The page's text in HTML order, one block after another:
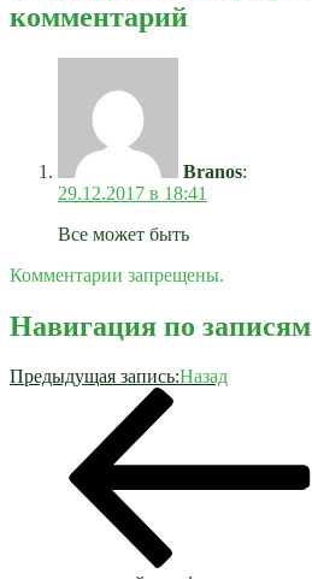
комментарий
Branos:
29.12.2017 в 18:41
Все может быть
Комментарии запрещены.
Навигация по записям
Предыдущая запись:Назад